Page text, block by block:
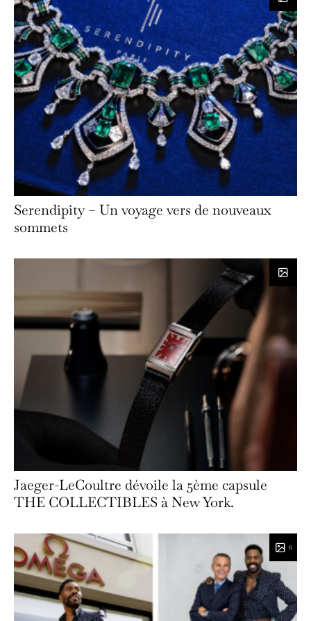
Serendipity – Un voyage vers de nouveaux
sommets
Jaeger-LeCoultre dévoile la 5ème capsule
THE COLLECTIBLES à New York.
6